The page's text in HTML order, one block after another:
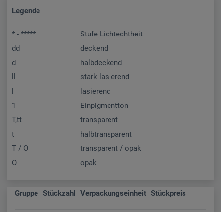
Legende
* - *****
Stufe Lichtechtheit
dd
deckend
d
halbdeckend
stark lasierend
lasierend
1
Einpigmentton
T,tt
transparent
t
halbtransparent
T / O
transparent / opak
O
opak
Gruppe Stückzahl Verpackungseinheit Stückpreis